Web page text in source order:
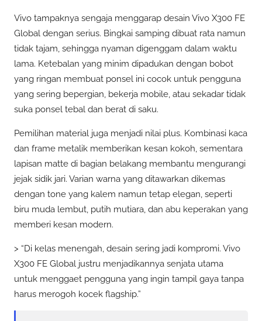
Vivo tampaknya sengaja menggarap desain Vivo X300 FE
Global dengan serius. Bingkai samping dibuat rata namun
tidak tajam, sehingga nyaman digenggam dalam waktu
lama. Ketebalan yang minim dipadukan dengan bobot
yang ringan membuat ponsel ini cocok untuk pengguna
yang sering bepergian, bekerja mobile, atau sekadar tidak
suka ponsel tebal dan berat di saku.
Pemilihan material juga menjadi nilai plus. Kombinasi kaca
dan frame metalik memberikan kesan kokoh, sementara
lapisan matte di bagian belakang membantu mengurangi
jejak sidik jari. Varian warna yang ditawarkan dikemas
dengan tone yang kalem namun tetap elegan, seperti
biru muda lembut, putih mutiara, dan abu keperakan yang
memberi kesan modern.
> “Di kelas menengah, desain sering jadi kompromi. Vivo
X300 FE Global justru menjadikannya senjata utama
untuk menggaet pengguna yang ingin tampil gaya tanpa
harus merogoh kocek flagship.”